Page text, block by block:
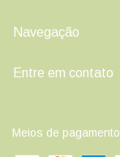
Navegação
Entre em contato
Meios de pagamento